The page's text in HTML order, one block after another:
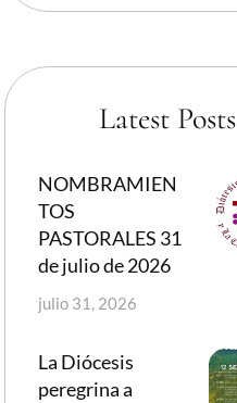
Latest Posts
NOMBRAMIEN
TOS
PASTORALES 31
de julio de 2026
julio 31, 2026
La Diócesis
peregrina a